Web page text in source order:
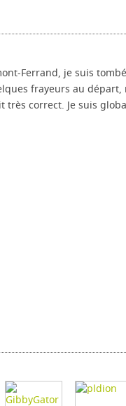
Ferrand, je suis
frayeurs au
correct. Je suis